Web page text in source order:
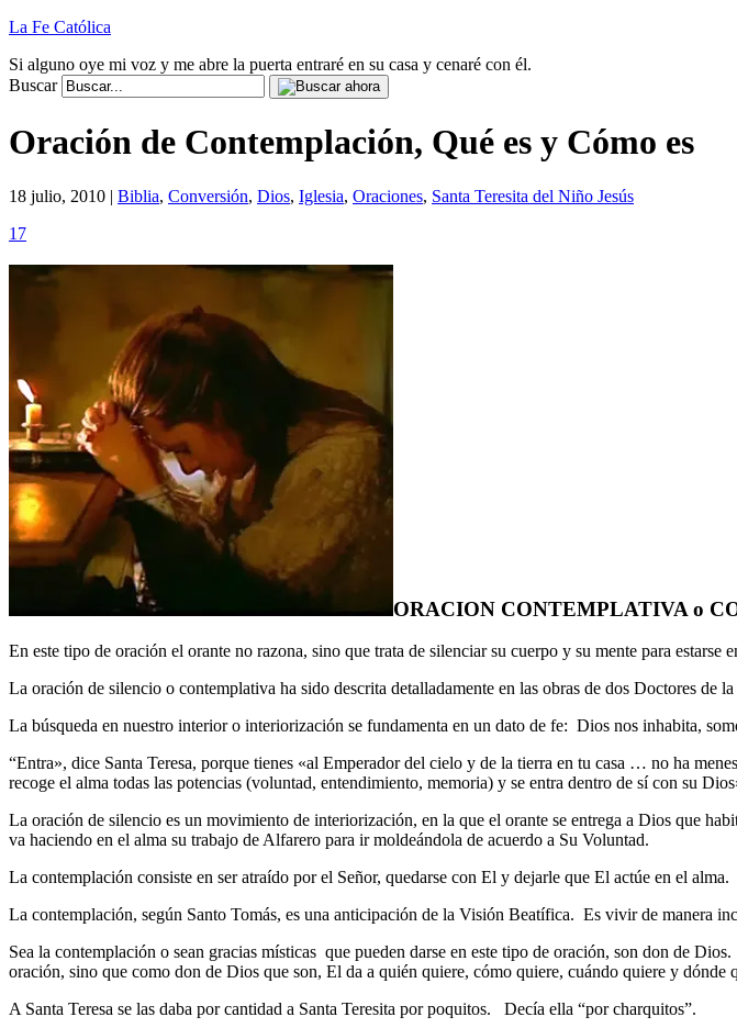
La Fe Católica
Si alguno oye mi voz y me abre la puerta entraré en su casa y cenaré con él.
Buscar
Oración de Contemplación, Qué es y Cómo es
18 julio, 2010 | Biblia, Conversión, Dios, Iglesia, Oraciones, Santa Teresita del Niño Jesús
17
ORACION CONTEMPLATIVA o
En este tipo de oración el orante no razona, sino que trata de silenciar su cuerpo y su mente para estarse
La oración de silencio o contemplativa ha sido descrita detalladamente en las obras de dos Doctores de
La búsqueda en nuestro interior o interiorización se fundamenta en un dato de fe: Dios nos inhabita,
“Entra», dice Santa Teresa, porque tienes «al Emperador del cielo y de la tierra en tu casa … no ha
recoge el alma todas las potencias (voluntad, entendimiento, memoria) y se entra dentro de sí con su
La oración de silencio es un movimiento de interiorización, en la que el orante se entrega a Dios que
va haciendo en el alma su trabajo de Alfarero para ir moldeándola de acuerdo a Su Voluntad.
La contemplación consiste en ser atraído por el Señor, quedarse con El y dejarle que El actúe en el alma.
La contemplación, según Santo Tomás, es una anticipación de la Visión Beatífica. Es vivir de manera
Sea la contemplación o sean gracias místicas que pueden darse en este tipo de oración, son don de
oración, sino que como don de Dios que son, El da a quién quiere, cómo quiere, cuándo quiere y dónde
A Santa Teresa se las daba por cantidad a Santa Teresita por poquitos. Decía ella “por charquitos”.